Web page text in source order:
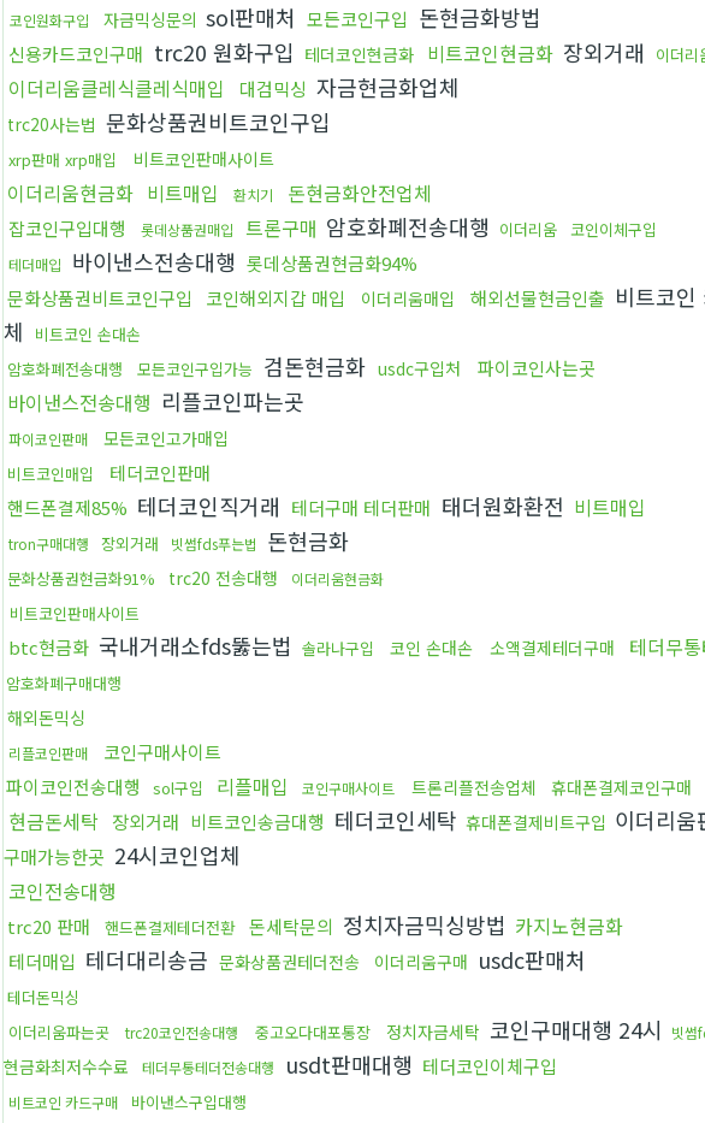
코인원화구입 자금믹싱문의 sol판매처 모든코인구입 돈현금화방법
신용카드코인구매 trc20 원화구입 테더코인현금화 비트코인현금화 장외거래 이더리
이더리움클레식클레식매입 대검믹싱 자금현금화업체
trc20사는법 문화상품권비트코인구입
xrp판매 xrp매입 비트코인판매사이트
이더리움현금화 비트매입 환치기 돈현금화안전업체
잡코인구입대행 롯데상품권매입 트론구매 암호화폐전송대행 이더리움 코인이체구입
테더매입 바이낸스전송대행 롯데상품권현금화94%
문화상품권비트코인구입
코인해외지갑 매입 이더리움매입 해외선물현금인출 비트코인
체
비트코인 손대손
암호화폐전송대행
모든코인구입가능 검돈현금화 usdc구입처 파이코인사는곳
바이낸스전송대행 리플코인파는곳
파이코인판매 모든코인고가매입
비트코인매입
테더코인판매
핸드폰결제85% 테더코인직거래 테더구매 테더판매 태더원화환전 비트매입
tron구매대행 장외거래 빗썸fds푸는법 돈현금화
문화상품권현금화91% trc20 전송대행 이더리움현금화
비트코인판매사이트
btc현금화 국내거래소fds뚫는법 솔라나구입 코인 손대손 소액결제테더구매 테더무
암호화폐구매대행
해외돈믹싱
리플코인판매
코인구매사이트
파이코인전송대행
sol구입 리플매입 코인구매사이트 트론리플전송업체 휴대폰결제코인구매
현금돈세탁 장외거래 비트코인송금대행 테더코인세탁 휴대폰결제비트구입 이더리움
구매가능한곳 24시코인업체
코인전송대행
trc20 판매 핸드폰결제테더전환 돈세탁문의 정치자금믹싱방법 카지노현금화
테더매입 테더대리송금 문화상품권테더전송 이더리움구매 usdc판매처
테더돈믹싱
이더리움파는곳
trc20코인전송대행 중고오다대포통장 정치자금세탁 코인구매대행 24시 빗썸
현금화최저수수료
테더무통테더전송대행 usdt판매대행 테더코인이체구입
비트코인 카드구매 바이낸스구입대행